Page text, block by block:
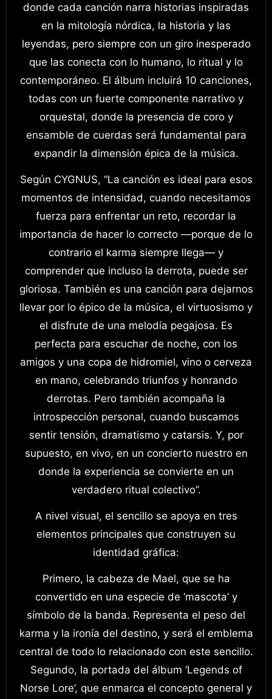
donde cada canción narra historias inspiradas
en la mitología nórdica, la historia y las
leyendas, pero siempre con un giro inesperado
que las conecta con lo humano, lo ritual y lo
contemporáneo. El álbum incluirá 10 canciones,
todas con un fuerte componente narrativo y
orquestal, donde la presencia de coro y
ensamble de cuerdas será fundamental para
expandir la dimensión épica de la música.
Según CYGNUS, “La canción es ideal para esos
momentos de intensidad, cuando necesitamos
fuerza para enfrentar un reto, recordar la
importancia de hacer lo correcto —porque de lo
contrario el karma siempre llega— y
comprender que incluso la derrota, puede ser
gloriosa. También es una canción para dejarnos
llevar por lo épico de la música, el virtuosismo y
el disfrute de una melodía pegajosa. Es
perfecta para escuchar de noche, con los
amigos y una copa de hidromiel, vino o cerveza
en mano, celebrando triunfos y honrando
derrotas. Pero también acompaña la
introspección personal, cuando buscamos
sentir tensión, dramatismo y catarsis. Y, por
supuesto, en vivo, en un concierto nuestro en
donde la experiencia se convierte en un
verdadero ritual colectivo”.
A nivel visual, el sencillo se apoya en tres
elementos principales que construyen su
identidad gráfica:
Primero, la cabeza de Mael, que se ha
convertido en una especie de ‘mascota’ y
símbolo de la banda. Representa el peso del
karma y la ironía del destino, y será el emblema
central de todo lo relacionado con este sencillo.
Segundo, la portada del álbum ‘Legends of
Norse Lore’, que enmarca el concepto general y